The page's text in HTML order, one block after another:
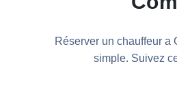
Réserver un chauffeur a
simple. Suivez